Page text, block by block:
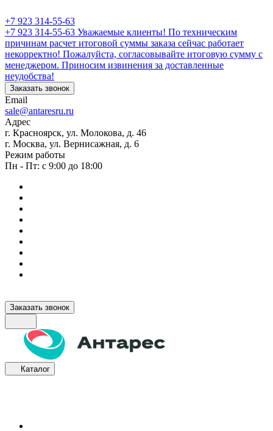
+7 923 314-55-63
+7 923 314-55-63 Уважаемые клиенты! По техническим
причинам расчет итоговой суммы заказа сейчас работает
некорректно! Пожалуйста, согласовывайте итоговую сумму с
менеджером. Приносим извинения за доставленные
неудобства!
Заказать звонок
Email
sale@antaresru.ru
Адрес
г. Красноярск, ул. Молокова, д. 46
г. Москва, ул. Вернисажная, д. 6
Режим работы
Пн - Пт: с 9:00 до 18:00
Заказать звонок
Каталог